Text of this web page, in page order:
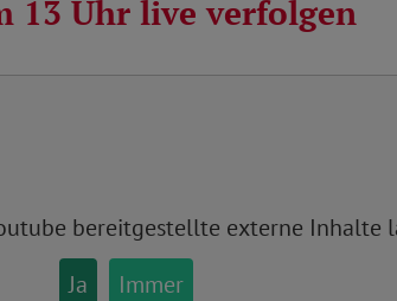
13 Uhr live verfolgen
bereitgestellte externe Inhalte
Ja
Immer